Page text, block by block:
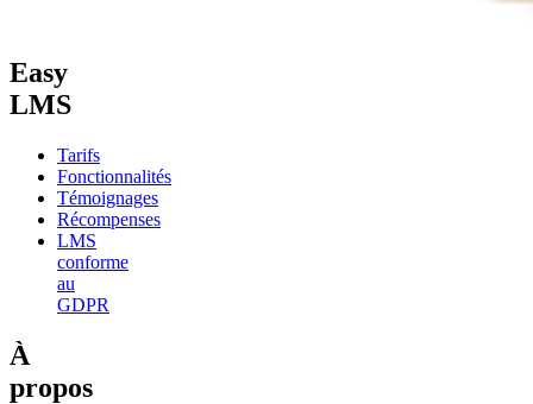
Easy
LMS
Tarifs
Fonctionnalités
Témoignages
Récompenses
LMS
conforme
au
GDPR
À
propos